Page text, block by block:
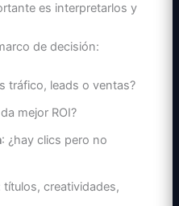
es interpretarlos y
de decisión:
tráfico, leads o ventas?
mejor ROI?
: ¿hay clics pero no
títulos, creatividades,